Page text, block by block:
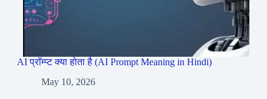
AI प्रॉम्प्ट क्या होता है (AI Prompt Meaning in Hindi)
May 10, 2026